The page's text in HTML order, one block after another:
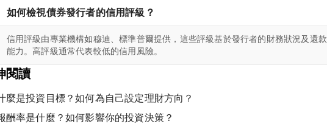
如何檢視債券發行者的信用評級？
信用評級由專業機構如穆迪、標準普爾提供，這些評級基於發行者的財務狀況及還款
能力。高評級通常代表較低的信用風險。
閱讀
麼是投資目標？如何為自己設定理財方向？
酬率是什麼？如何影響你的投資決策？